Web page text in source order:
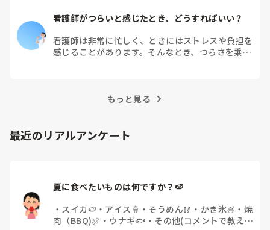
看護師がつらいと感じたとき、どうすればいい？
看護師は非常に忙しく、ときにはストレスや負担を
感じることがあります。そんなとき、つらさを乗り
もっと見る
最近のリアルアンケート
夏に食べたいものは何ですか？🍉
・ スイカ🍉 ・ アイス🍦 ・ そうめん🥢 ・ かき氷🍧 ・ 焼
肉（BBQ)🍖 ・ ウナギ🐟 ・ その他(コメントで教え